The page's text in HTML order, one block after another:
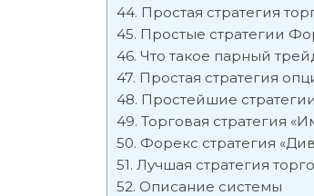
Простая стратегия
Простые стратегии
Что такое парный
Простая стратегия
Простейшие
Торговая стратегия
Форекс стратегия
Лучшая стратегия
Описание системы